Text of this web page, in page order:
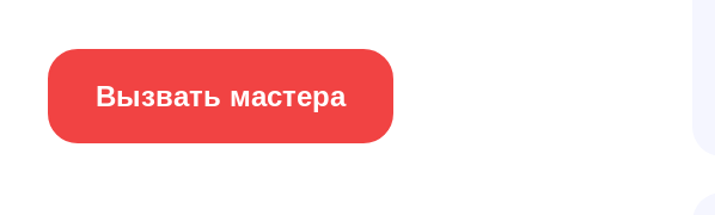
Вызвать мастера